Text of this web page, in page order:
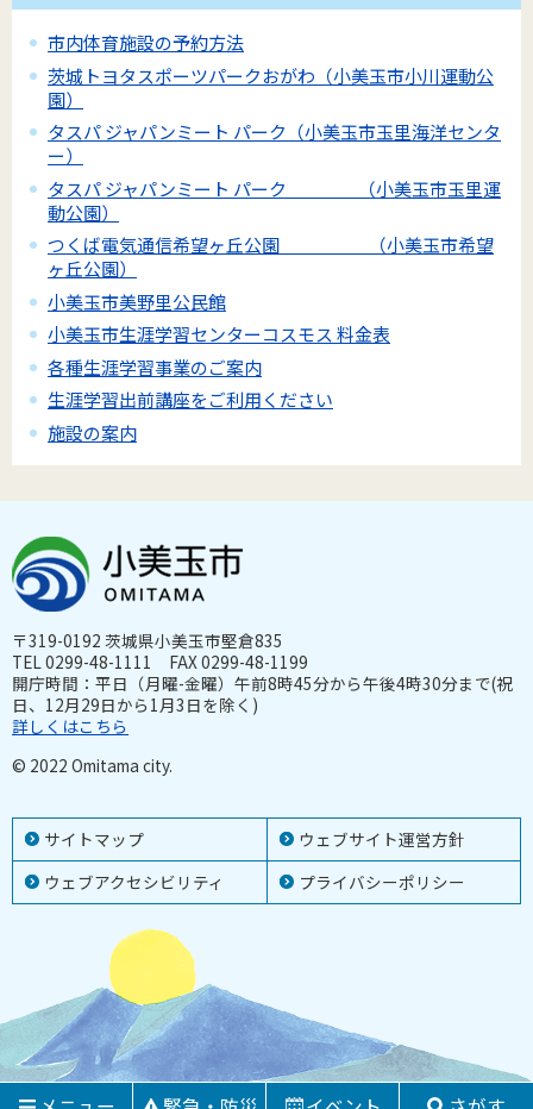
市内体育施設の予約方法
茨城トヨタスポーツパークおがわ（小美玉市小川運動公
園）
タスパ ジャパンミート パーク（小美玉市玉里海洋センタ
ー）
タスパ ジャパンミート パーク （小美玉市玉里運
動公園）
つくば電気通信希望ヶ丘公園 （小美玉市希望
ヶ丘公園）
小美玉市美野里公民館
小美玉市生涯学習センターコスモス 料金表
各種生涯学習事業のご案内
生涯学習出前講座をご利用ください
施設の案内
サイトマップ
ウェブサイト運営方針
ウェブアクセシビリティ
プライバシーポリシー
〒319-0192 茨城県小美玉市堅倉835
TEL 0299-48-1111 FAX 0299-48-1199
開庁時間：平日（月曜-金曜）午前8時45分から午後4時30分まで(祝
日、12月29日から1月3日を除く)
詳しくはこちら
© 2022 Omitama city.